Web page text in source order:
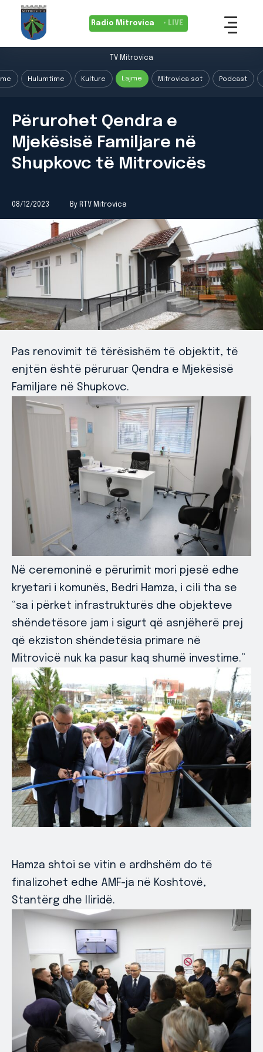
Radio Mitrovica • LIVE
TV Mitrovica
Hulumtime Kulture Lajme Mitrovica sot Podcast
Përurohet Qendra e
Mjekësisë Familjare në
Shupkovc të Mitrovicës
08/12/2023 By RTV Mitrovica
Pas renovimit të tërësishëm të objektit, të
enjtën është përuruar Qendra e Mjekësisë
Familjare në Shupkovc.
Në ceremoninë e përurimit mori pjesë edhe
kryetari i komunës, Bedri Hamza, i cili tha se
“sa i përket infrastrukturës dhe objekteve
shëndetësore jam i sigurt që asnjëherë prej
që ekziston shëndetësia primare në
Mitrovicë nuk ka pasur kaq shumë investime.”
Hamza shtoi se vitin e ardhshëm do të
finalizohet edhe AMF-ja në Koshtovë,
Stantërg dhe Iliridë.